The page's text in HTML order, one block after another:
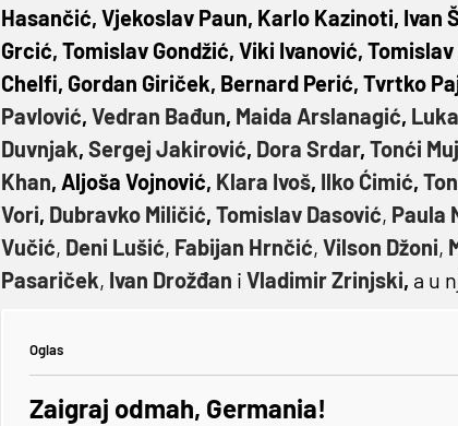
Hasančić, Vjekoslav Paun, Karlo Kazinoti, Ivan
Grcić, Tomislav Gondžić, Viki Ivanović,
Chelfi, Gordan Giriček, Bernard Perić, Tvrtko
Pavlović, Vedran Bađun, Maida Arslanagić,
Duvnjak, Sergej Jakirović, Dora Srdar, Tonći
Khan, Aljoša Vojnović, Klara Ivoš, Ilko Ćimić,
Vori, Dubravko Miličić, Tomislav Dasović, Paula
Vučić, Deni Lušić, Fabijan Hrnčić, Vilson Džoni,
Pasariček, Ivan Drožđan i Vladimir Zrinjski, a u
Oglas
Zaigraj odmah, Germania!